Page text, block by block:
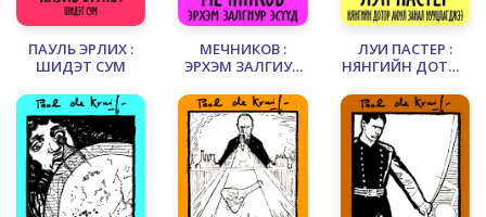
ПАУЛЬ ЭРЛИХ :
ШИДЭТ СУМ
МЕЧНИКОВ :
ЭРХЭМ ЗАЛГИУР
ЛУИ ПАСТЕР :
НЯНГИЙН ДОТОР
НУУЦЛАГДЖЭЭ